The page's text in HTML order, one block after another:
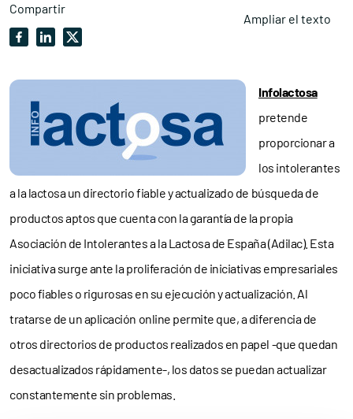
Compartir
Ampliar el texto
Infolactosa
pretende
proporcionar a
los intolerantes
a la lactosa un directorio fiable y actualizado de búsqueda de
productos aptos que cuenta con la garantía de la propia
Asociación de Intolerantes a la Lactosa de España (Adilac). Esta
iniciativa surge ante la proliferación de iniciativas empresariales
poco fiables o rigurosas en su ejecución y actualización. Al
tratarse de un aplicación online permite que, a diferencia de
otros directorios de productos realizados en papel -que quedan
desactualizados rápidamente-, los datos se puedan actualizar
constantemente sin problemas.